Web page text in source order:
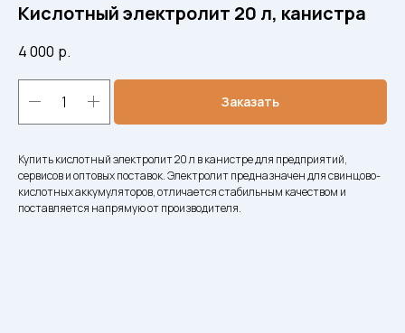
Кислотный электролит 20 л, канистра
4 000 р.
Заказать
Купить кислотный электролит 20 л в канистре для предприятий,
сервисов и оптовых поставок. Электролит предназначен для свинцово-
кислотных аккумуляторов, отличается стабильным качеством и
поставляется напрямую от производителя.